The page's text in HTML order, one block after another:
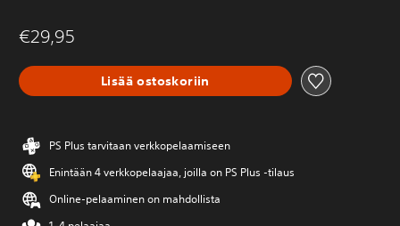
€29,95
Lisää ostoskoriin
PS Plus tarvitaan verkkopelaamiseen
Enintään 4 verkkopelaajaa, joilla on PS Plus -tilaus
Online-pelaaminen on mahdollista